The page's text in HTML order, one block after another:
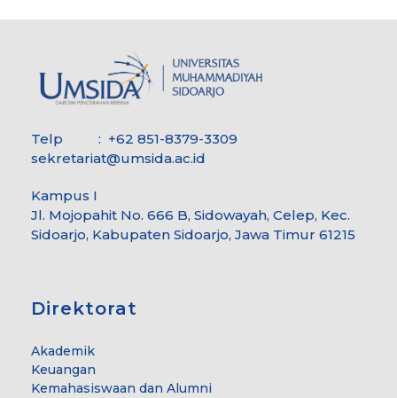
Telp : +62 851-8379-3309
sekretariat@umsida.ac.id
Kampus I
Jl. Mojopahit No. 666 B, Sidowayah, Celep, Kec.
Sidoarjo, Kabupaten Sidoarjo, Jawa Timur 61215
Direktorat
Akademik
Keuangan
Kemahasiswaan dan Alumni